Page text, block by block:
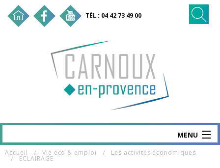
TÉL : 04 42 73 49 00
MENU
CARNOUX
Accueil Vie éco & emploi Les activités économiques
ECLAIRAGE